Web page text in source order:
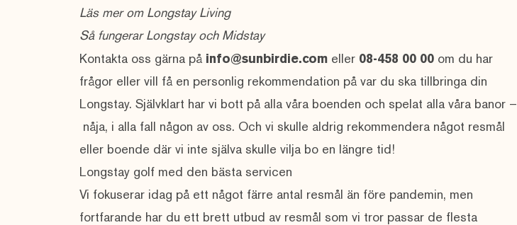
Läs mer om Longstay Living
Så fungerar Longstay och Midstay
Kontakta oss gärna på info@sunbirdie.com eller 08-458 00 00 om du har
frågor eller vill få en personlig rekommendation på var du ska tillbringa din
Longstay. Självklart har vi bott på alla våra boenden och spelat alla våra banor –
nåja, i alla fall någon av oss. Och vi skulle aldrig rekommendera något resmål
eller boende där vi inte själva skulle vilja bo en längre tid!
Longstay golf med den bästa servicen
Vi fokuserar idag på ett något färre antal resmål än före pandemin, men
fortfarande har du ett brett utbud av resmål som vi tror passar de flesta